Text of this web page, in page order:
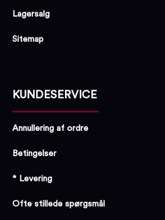
Lagersalg
Sitemap
KUNDESERVICE
Annullering af ordre
Betingelser
* Levering
Ofte stillede spørgsmål